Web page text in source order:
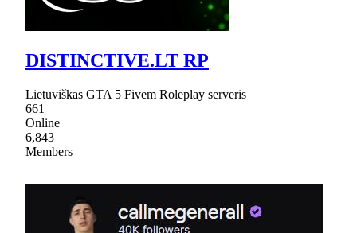
DISTINCTIVE.LT RP
Lietuviškas GTA 5 Fivem Roleplay serveris
661
Online
6,843
Members